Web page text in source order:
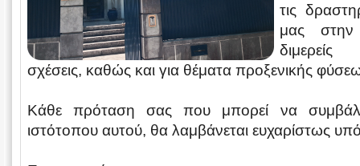
τις
μας στην
διμερείς
σχέσεις, καθώς και για θέματα προξενικής
Κάθε πρόταση σας που μπορεί να
ιστότοπου αυτού, θα λαμβάνεται ευχαρίστως